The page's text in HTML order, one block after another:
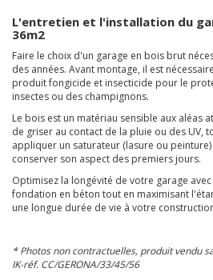
L'entretien et l'installation du
36m2
Faire le choix d'un garage en bois brut
des années. Avant montage, il est
produit fongicide et insecticide pour le
insectes ou des champignons.
Le bois est un matériau sensible aux aléas
de griser au contact de la pluie ou des UV,
appliquer un saturateur (lasure ou
conserver son aspect des premiers jours.
Optimisez la longévité de votre garage
fondation en béton tout en maximisant
une longue durée de vie à votre
* Photos non contractuelles, produit vendu
IK-réf. CC/GERONA/33/45/56